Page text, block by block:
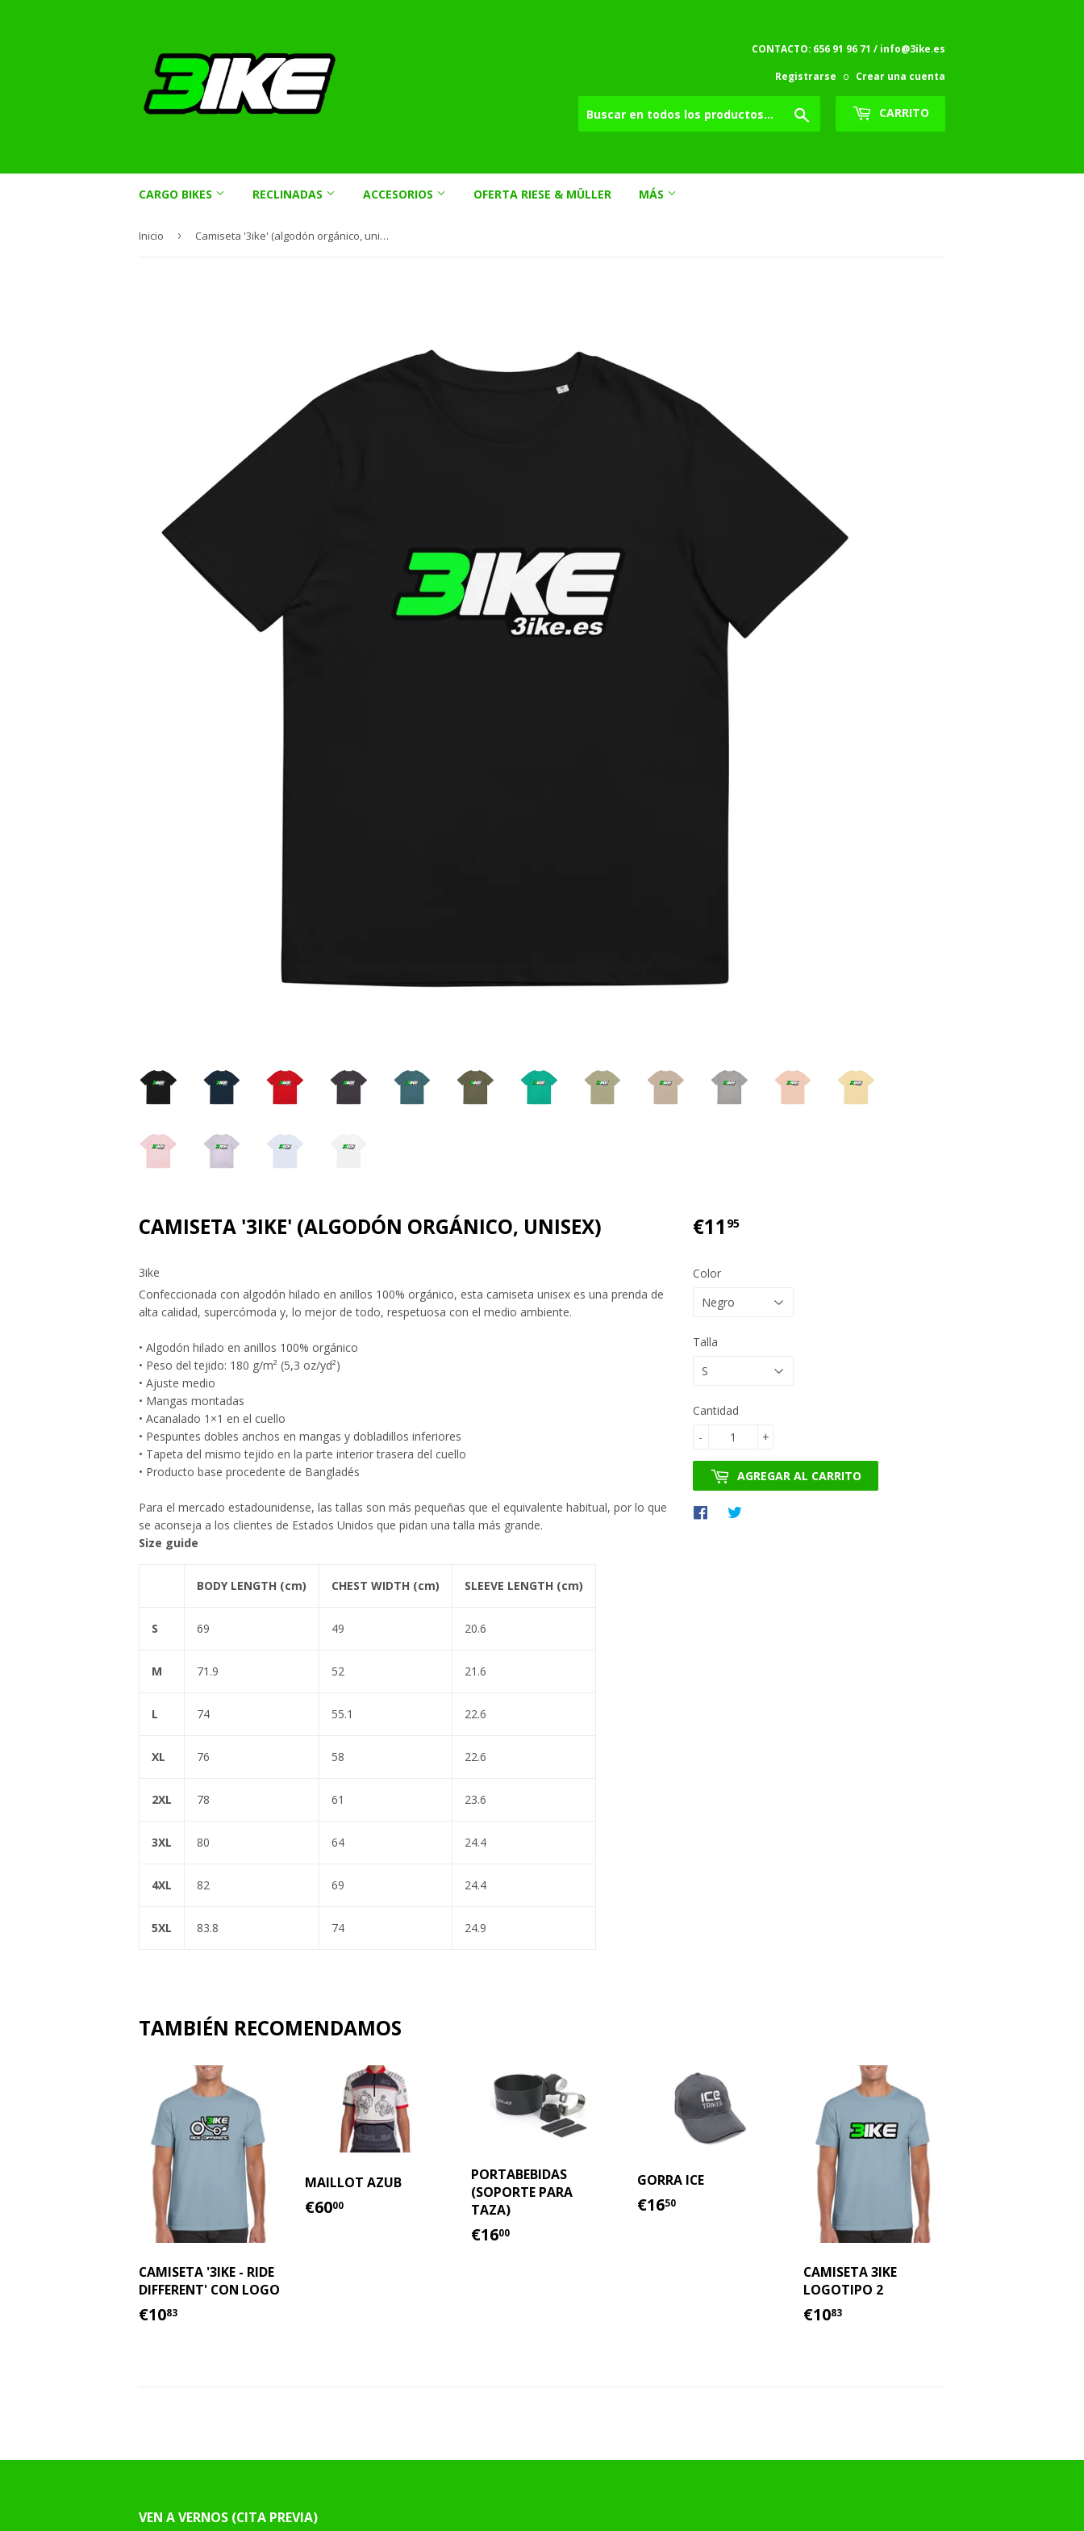
CONTACTO: 656 91 96 71 / info@3ike.es
Registrarse o Crear una cuenta
CARRITO
CARGO BIKES RECLINADAS ACCESORIOS OFERTA RIESE & MÜLLER MÁS
Inicio › Camiseta '3ike' (algodón orgánico, unisex)
CAMISETA '3IKE' (ALGODÓN ORGÁNICO, UNISEX)
3ike
Confeccionada con algodón hilado en anillos 100% orgánico, esta camiseta unisex es una prenda de
alta calidad, supercómoda y, lo mejor de todo, respetuosa con el medio ambiente.
• Algodón hilado en anillos 100% orgánico
• Peso del tejido: 180 g/m² (5,3 oz/yd²)
• Ajuste medio
• Mangas montadas
• Acanalado 1×1 en el cuello
• Pespuntes dobles anchos en mangas y dobladillos inferiores
• Tapeta del mismo tejido en la parte interior trasera del cuello
• Producto base procedente de Bangladés
Para el mercado estadounidense, las tallas son más pequeñas que el equivalente habitual, por lo que
se aconseja a los clientes de Estados Unidos que pidan una talla más grande.
Size guide
BODY LENGTH (cm) CHEST WIDTH (cm) SLEEVE LENGTH (cm)
S 69 49 20.6
M 71.9 52 21.6
L 74 55.1 22.6
XL 76 58 22.6
2XL 78 61 23.6
3XL 80 64 24.4
4XL 82 69 24.4
5XL 83.8 74 24.9
€11 95€11.95
Color
Talla
Cantidad
+
-
AGREGAR AL CARRITO
Compartir
TAMBIÉN RECOMENDAMOS
CAMISETA '3IKE - RIDE
DIFFERENT' CON LOGO
PRECIO
€1083
MAILLOT AZUB
PRECIO
€6000
PORTABEBIDAS
(SOPORTE PARA
TAZA)
PRECIO
€1600
GORRA ICE
PRECIO
€1650
CAMISETA 3IKE
LOGOTIPO 2
PRECIO
€1083
VEN A VERNOS (CITA PREVIA)